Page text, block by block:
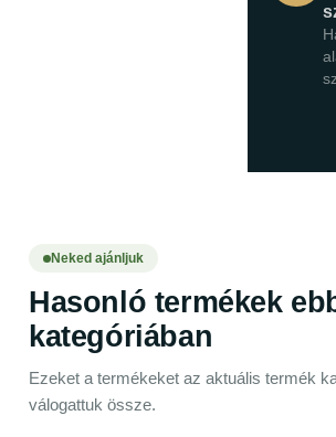
Neked ajánljuk
Hasonló termékek
kategóriában
Ezeket a termékeket az aktuális termék
válogattuk össze.